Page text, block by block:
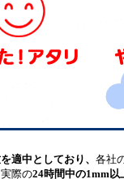
適中としており、 各社
際の24時間中の1mm以